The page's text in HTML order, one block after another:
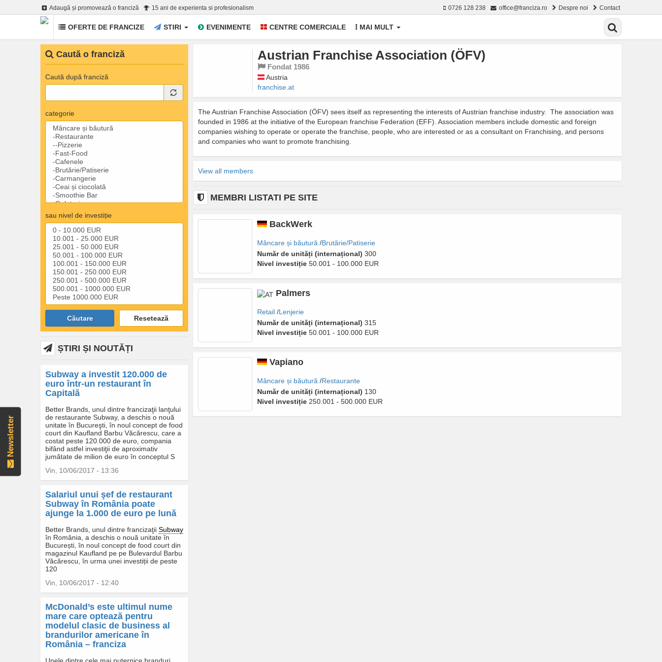
Mergi la conţinutul principal
Adaugă și promovează o franciză 15 ani de experienta si profesionalism 0726 128 238 office@franciza.ro Despre noi Contact
OFERTE DE FRANCIZE STIRI EVENIMENTE CENTRE COMERCIALE MAI MULT
Austrian Franchise Association (ÖFV)
Fondat 1986
Austria
franchise.at
The Austrian Franchise Association (ÖFV) sees itself as representing the interests of Austrian franchise industry. The association was
founded in 1986 at the initiative of the European franchise Federation (EFF). Association members include domestic and foreign
companies wishing to operate or operate the franchise, people, who are interested or as a consultant on Franchising, and persons
and companies who want to promote franchising.
View all members
MEMBRI LISTATI PE SITE
BackWerk
Mâncare și băutură
Brutărie/Patiserie
Număr de unități (internațional) 300
Nivel investiție 50.001 - 100.000 EUR
Palmers
Retail Lenjerie
Număr de unități (internațional) 315
Nivel investiție 50.001 - 100.000 EUR
Vapiano
Mâncare și băutură
Restaurante
Număr de unități (internațional) 130
Nivel investiție 250.001 - 500.000 EUR
Caută o franciză
Caută după franciză
categorie
sau nivel de investiție
Căutare Resetează
ȘTIRI ȘI NOUTĂȚI
Subway a investit 120.000 de
euro într-un restaurant în
Capitală
Better Brands, unul dintre francizaţii lanţului
de restaurante Subway, a deschis o nouă
unitate în Bucureşti, în noul concept de food
court din Kaufland Barbu Văcărescu, care a
costat peste 120.000 de euro, compania
bifând astfel investiţii de aproximativ
jumătate de milion de euro în conceptul S
Vin, 10/06/2017 - 13:36
Salariul unui şef de restaurant
Subway în România poate
ajunge la 1.000 de euro pe lună
Better Brands, unul dintre francizaţii Subway
în România, a deschis o nouă unitate în
București, în noul concept de food court din
magazinul Kaufland pe pe Bulevardul Barbu
Văcărescu, în urma unei investiții de peste
120
Vin, 10/06/2017 - 12:40
McDonald’s este ultimul nume
mare care optează pentru
modelul clasic de business al
brandurilor americane în
România – franciza
Newsletter